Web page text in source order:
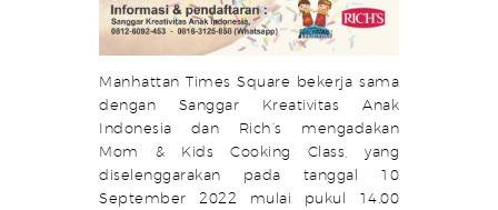
Manhattan Times Square bekerja sama
dengan Sanggar Kreativitas Anak
Indonesia dan Rich’s mengadakan
Mom & Kids Cooking Class, yang
diselenggarakan pada tanggal 10
September 2022 mulai pukul 14.00